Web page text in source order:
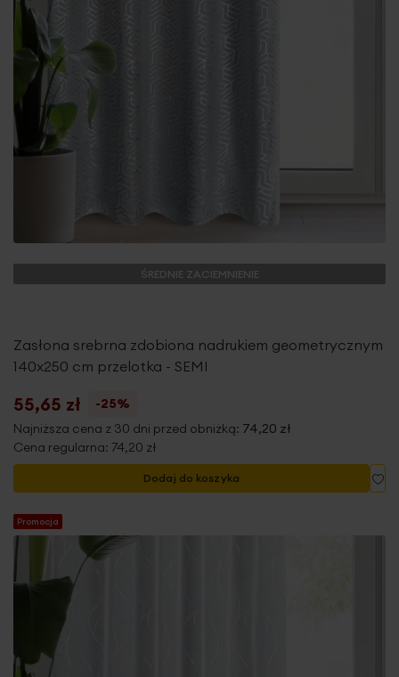
ŚREDNIE ZACIEMNIENIE
Zasłona srebrna zdobiona nadrukiem geometrycznym
140x250 cm przelotka - SEMI
55,65 zł
-25%
Najniższa cena z 30 dni przed obniżką: 74,20 zł
Cena regularna: 74,20 zł
Dodaj do koszyka
Promocja